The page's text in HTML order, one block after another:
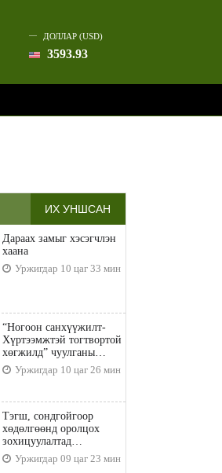
ДОЛЛАР (USD)
3593.93
ИХ УНШСАН
Дараах замыг хэсэгчлэн
хаана
Уржигдар 10 цаг 33 мин
“Ногоон санхүүжилт-
Хүртээмжтэй тогтвортой
хөгжилд” чуулганы
бэлтгэл ажил, зорилго,
хүрэх үр дүнгийн талаар
Уржигдар 10 цаг 26 мин
Тэгш, сондгойгоор
хөдөлгөөнд оролцох
зохицуулалтад
хамаарахгүй тээврийн
хэрэгслүүд
Уржигдар 09 цаг 23 мин